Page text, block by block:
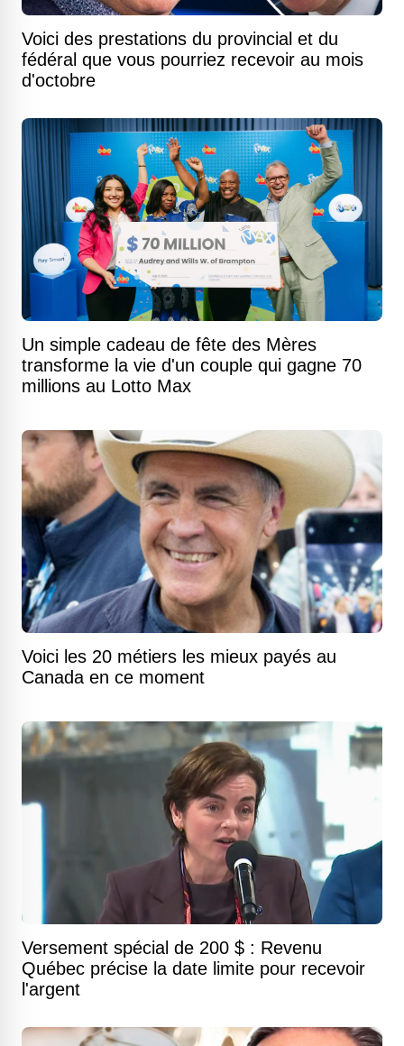
Voici des prestations du provincial et du
fédéral que vous pourriez recevoir au mois
d'octobre
Un simple cadeau de fête des Mères
transforme la vie d'un couple qui gagne 70
millions au Lotto Max
Voici les 20 métiers les mieux payés au
Canada en ce moment
Versement spécial de 200 $ : Revenu
Québec précise la date limite pour recevoir
l'argent